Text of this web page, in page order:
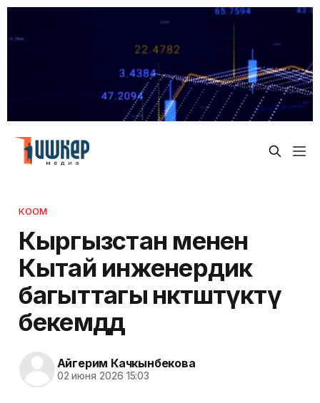
КООМ
Кыргызстан менен
Кытай инженердик
багыттагы өнөктөштүктү
бекемдөөдө
Айгерим Качкынбекова
02 июня 2026 15:03